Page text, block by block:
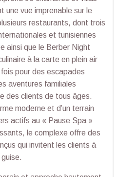
une vue imprenable sur le
restaurants, dont trois
et tunisiennes
ainsi que le Berber Night
à la carte en plein air
pour des escapades
aventures familiales
des clients de tous âges.
moderne et d’un terrain
actifs au « Pause Spa »
le complexe offre des
qui invitent les clients à